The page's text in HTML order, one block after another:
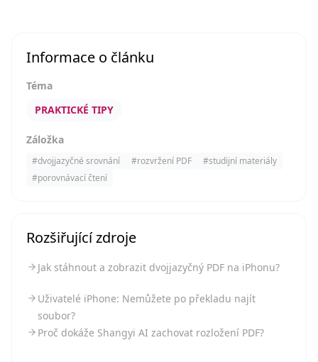
Informace o článku
Téma
PRAKTICKÉ TIPY
Záložka
#dvojjazyčné srovnání #rozvržení PDF #studijní materiály
#porovnávací čtení
Rozšiřující zdroje
Jak stáhnout a zobrazit dvojjazyčný PDF na iPhonu?
Uživatelé iPhone: Nemůžete po překladu najít
soubor?
Proč dokáže Shangyi AI zachovat rozložení PDF?